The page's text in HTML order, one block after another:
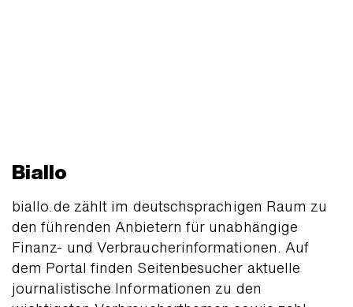
Biallo
biallo.de zählt im deutsch­sprachigen Raum zu
den führenden Anbietern für unab­hängige
Finanz- und Verbraucher­infor­mationen. Auf
dem Portal finden Seiten­besucher aktuelle
journa­listische Infor­mationen zu den